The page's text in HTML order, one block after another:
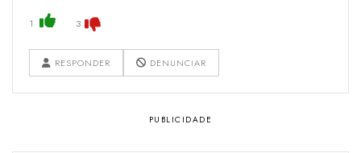
1 3
RESPONDER DENUNCIAR